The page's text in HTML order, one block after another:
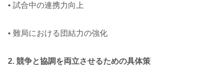
• 試合中の連携力向上
• 難局における団結力の強化
2. 競争と協調を両立させるための具体策